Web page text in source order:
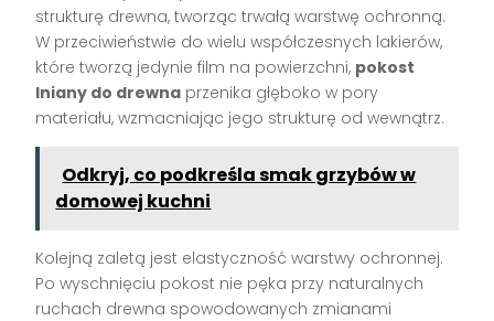
strukturę drewna, tworząc trwałą warstwę ochronną.
W przeciwieństwie do wielu współczesnych lakierów,
które tworzą jedynie film na powierzchni, pokost
lniany do drewna przenika głęboko w pory
materiału, wzmacniając jego strukturę od wewnątrz.
Odkryj, co podkreśla smak grzybów w
domowej kuchni
Kolejną zaletą jest elastyczność warstwy ochronnej.
Po wyschnięciu pokost nie pęka przy naturalnych
ruchach drewna spowodowanych zmianami